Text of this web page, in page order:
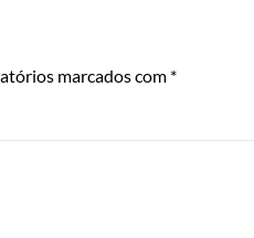
marcados com *